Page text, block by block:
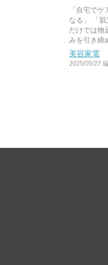
「自宅で
なる」 「
だけでは物
みを引き締
美容家電
2025/05/27